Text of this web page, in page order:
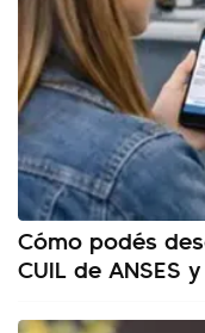
Cómo podés
CUIL de ANSES